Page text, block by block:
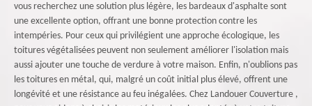
vous recherchez une solution plus légère, les bardeaux d'asphalte sont
une excellente option, offrant une bonne protection contre les
intempéries. Pour ceux qui privilégient une approche écologique, les
toitures végétalisées peuvent non seulement améliorer l'isolation mais
aussi ajouter une touche de verdure à votre maison. Enfin, n'oublions pas
les toitures en métal, qui, malgré un coût initial plus élevé, offrent une
longévité et une résistance au feu inégalées. Chez Landouer Couverture ,